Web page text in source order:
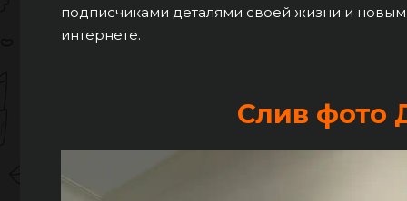
подписчиками деталями своей жизни и
интернете.
Слив фото